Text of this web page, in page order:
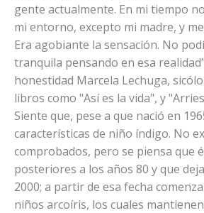
gente actualmente. En mi tiempo
mi entorno, excepto mi madre, y
Era agobiante la sensación. No
tranquila pensando en esa
honestidad Marcela Lechuga,
libros como "Así es la vida", y
Siente que, pese a que nació en
características de niño índigo. No
comprobados, pero se piensa que
posteriores a los años 80 y que
2000; a partir de esa fecha
niños arcoíris, los cuales